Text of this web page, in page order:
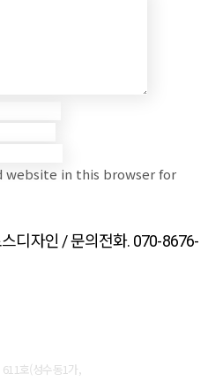
website in this browser for
디자인 / 문의전화. 070-8676-
호(성수동1가,